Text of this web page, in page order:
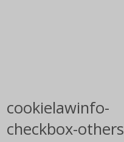
cookielawinfo-
checkbox-others